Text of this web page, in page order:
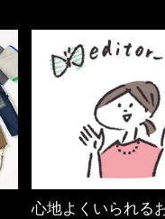
【ワーママのきれ